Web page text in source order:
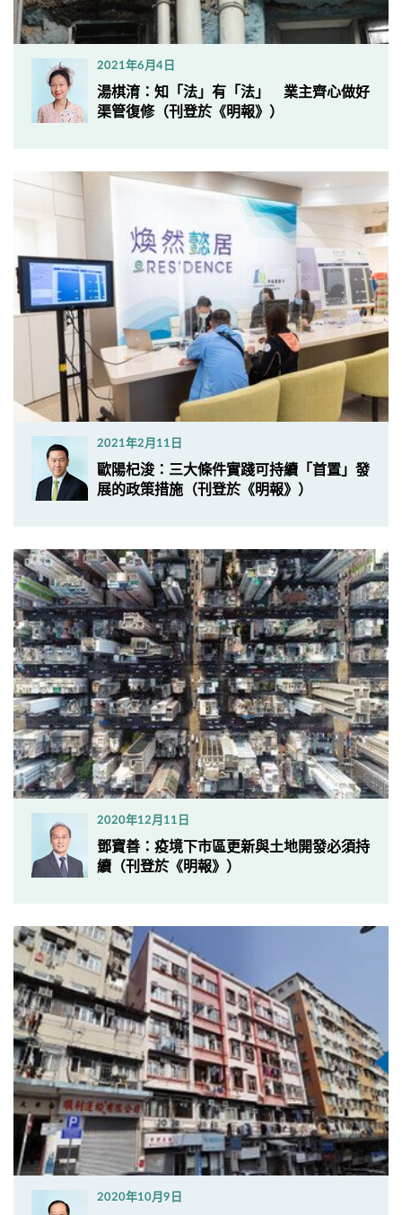
2021年6月4日
​湯棋淯：知「法」有「法」 業主齊心做好
渠管復修（刊登於《明報》）
2021年2月11日
​歐陽杞浚：三大條件實踐可持續「首置」發
展的政策措施（刊登於《明報》）
2020年12月11日
鄧寶善：疫境下市區更新與土地開發必須持
續（刊登於《明報》）
2020年10月9日